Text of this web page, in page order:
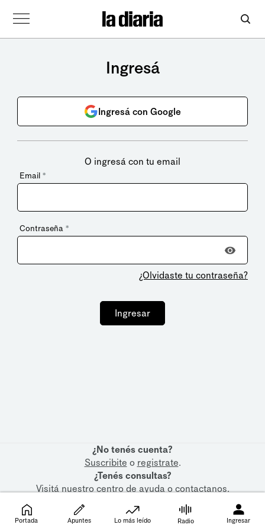
Ingresá
Ingresá con Google
O ingresá con tu email
Email *
Contraseña *
¿Olvidaste tu contraseña?
Ingresar
¿No tenés cuenta?
Suscribite o registrate.
¿Tenés consultas?
Visitá nuestrocentro de ayudaocontactanos.
Portada Apuntes Lo más leído Radio Ingresar